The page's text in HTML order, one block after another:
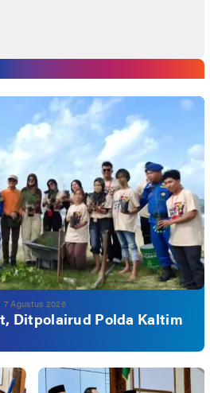
7 Agustus 2026
Ditpolairud Polda Kaltim